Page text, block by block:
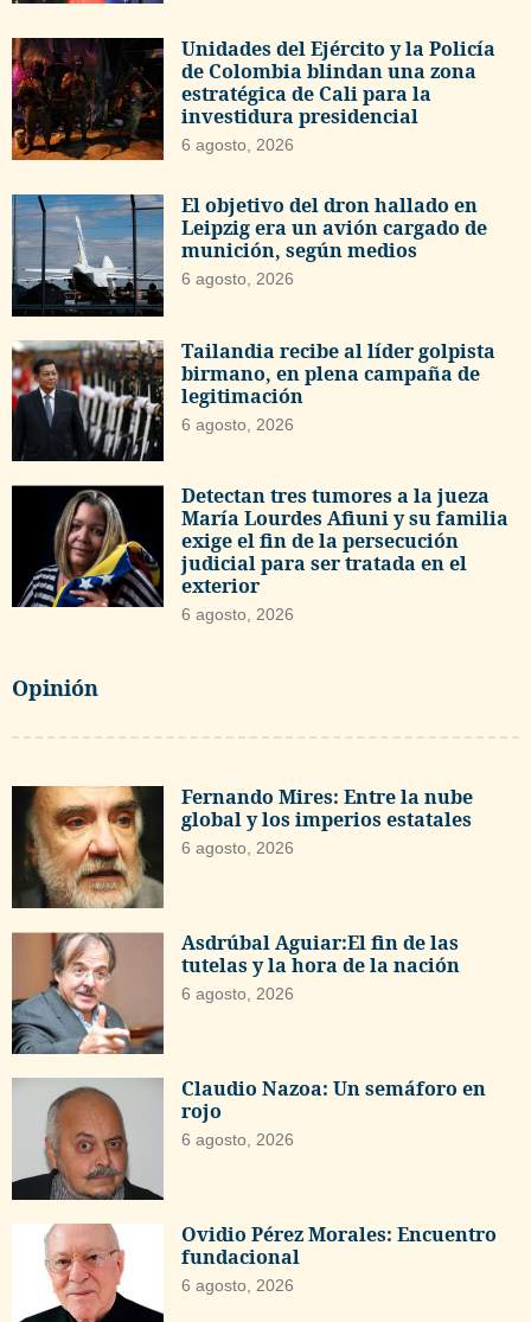
Unidades del Ejército y la Policía
de Colombia blindan una zona
estratégica de Cali para la
investidura presidencial
6 agosto, 2026
El objetivo del dron hallado en
Leipzig era un avión cargado de
munición, según medios
6 agosto, 2026
Tailandia recibe al líder golpista
birmano, en plena campaña de
legitimación
6 agosto, 2026
Detectan tres tumores a la jueza
María Lourdes Afiuni y su familia
exige el fin de la persecución
judicial para ser tratada en el
exterior
6 agosto, 2026
Opinión
Fernando Mires: Entre la nube
global y los imperios estatales
6 agosto, 2026
Asdrúbal Aguiar:El fin de las
tutelas y la hora de la nación
6 agosto, 2026
Claudio Nazoa: Un semáforo en
rojo
6 agosto, 2026
Ovidio Pérez Morales: Encuentro
fundacional
6 agosto, 2026